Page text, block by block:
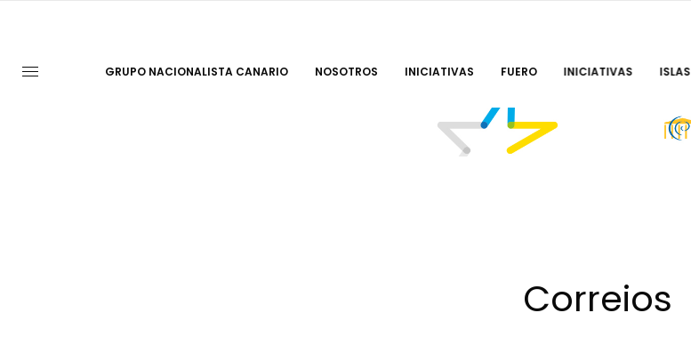
GRUPO NACIONALISTA CANARIO NOSOTROS INICIATIVAS FUERO INICIATIVAS ISLAS
Correios